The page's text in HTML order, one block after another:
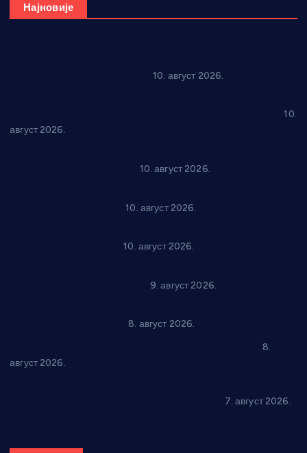
Најновије
10. август 2026.
10.
август 2026.
10. август 2026.
10. август 2026.
10. август 2026.
9. август 2026.
8. август 2026.
8.
август 2026.
7. август 2026.